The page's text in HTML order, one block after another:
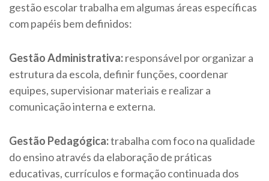
gestão escolar trabalha em algumas áreas específicas
com papéis bem definidos:
Gestão Administrativa:responsável por organizar a
estrutura da escola, definir funções, coordenar
equipes, supervisionar materiais e realizar a
comunicação interna e externa.
Gestão Pedagógica:trabalha com foco na qualidade
do ensino através da elaboração de práticas
educativas, currículos e formação continuada dos